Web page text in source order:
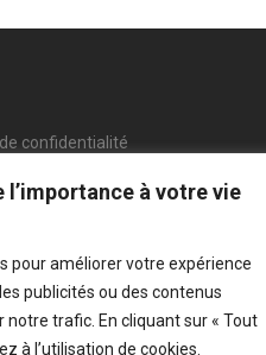
l’importance à votre vie
pour améliorer votre expérience
publicités ou des contenus
trafic. En cliquant sur « Tout
à l’utilisation de cookies.
confidentialité